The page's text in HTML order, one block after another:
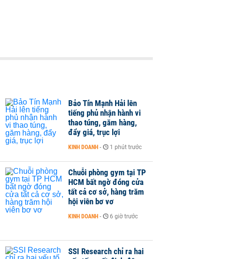
Bảo Tín Mạnh Hải lên
tiếng phủ nhận hành vi
thao túng, găm hàng,
đẩy giá, trục lợi
KINH DOANH - 1 phút trước
Chuỗi phòng gym tại TP
HCM bất ngờ đóng cửa
tất cả cơ sở, hàng trăm
hội viên bơ vơ
KINH DOANH - 6 giờ trước
SSI Research chỉ ra hai